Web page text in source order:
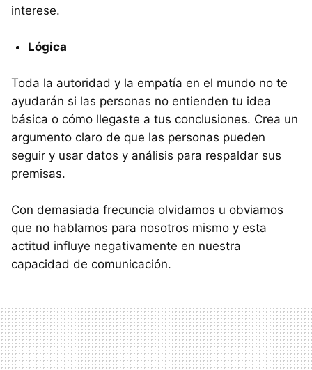
interese.
Lógica
Toda la autoridad y la empatía en el mundo no te
ayudarán si las personas no entienden tu idea
básica o cómo llegaste a tus conclusiones. Crea un
argumento claro de que las personas pueden
seguir y usar datos y análisis para respaldar sus
premisas.
Con demasiada frecuncia olvidamos u obviamos
que no hablamos para nosotros mismo y esta
actitud influye negativamente en nuestra
capacidad de comunicación.